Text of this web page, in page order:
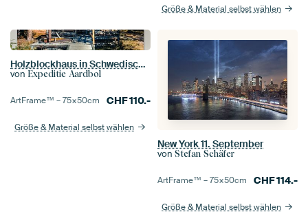
Größe & Material selbst wählen
Holzblockhaus in Schwedisch-Lappland
von Expeditie Aardbol
ArtFrame™ –75×50cm CHF110.-
Größe & Material selbst wählen
New York 11. September
von Stefan Schäfer
ArtFrame™ –75×50cm CHF114.-
Größe & Material selbst wählen